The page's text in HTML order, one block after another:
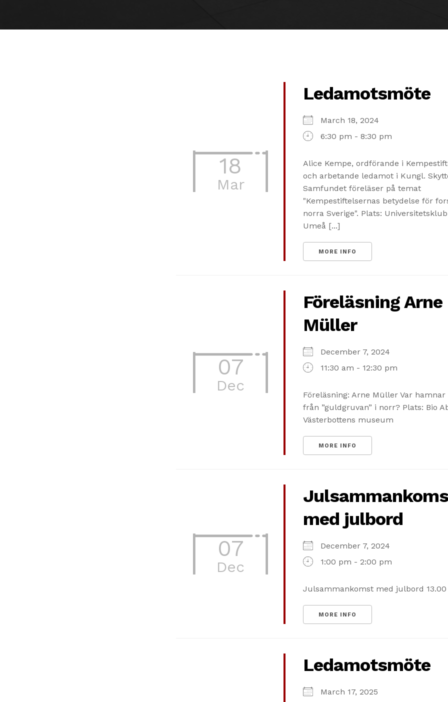
18
Mar
Ledamotsmöte
March 18, 2024
6:30 pm - 8:30 pm
Alice Kempe, ordförande i
och arbetande ledamot i Kungl.
Samfundet föreläser på temat
"Kempestiftelsernas betydelse för
norra Sverige". Plats:
Umeå [...]
MORE INFO
07
Dec
Föreläsning Arne
Müller
December 7, 2024
11:30 am - 12:30 pm
Föreläsning: Arne Müller Var
från ”guldgruvan” i norr? Plats: Bio
Västerbottens museum
MORE INFO
07
Dec
med julbord
December 7, 2024
1:00 pm - 2:00 pm
Julsammankomst med julbord 13.00
MORE INFO
Ledamotsmöte
March 17, 2025